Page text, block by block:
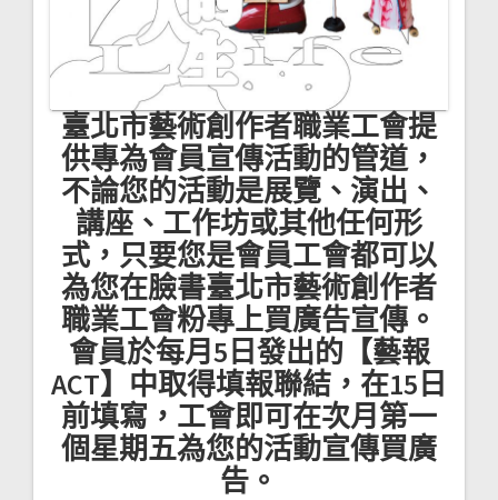
臺北市藝術創作者職業工會提
供專為會員宣傳活動的管道，
不論您的活動是展覽、演出、
講座、工作坊或其他任何形
式，只要您是會員工會都可以
為您在臉書臺北市藝術創作者
職業工會粉專上買廣告宣傳。
會員於每月5日發出的【藝報
ACT】中取得填報聯結，在15日
前填寫，工會即可在次月第一
個星期五為您的活動宣傳買廣
告。